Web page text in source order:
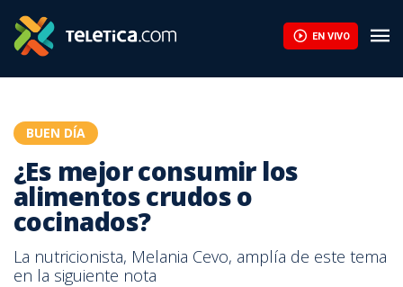
EN VIVO
BUEN DÍA
¿Es mejor consumir los
alimentos crudos o
cocinados?
La nutricionista, Melania Cevo, amplía de este tema
en la siguiente nota